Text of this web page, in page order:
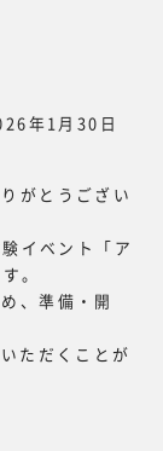
年1月30日
がとうござい
イベント「ア
。
、準備・開
ただくことが